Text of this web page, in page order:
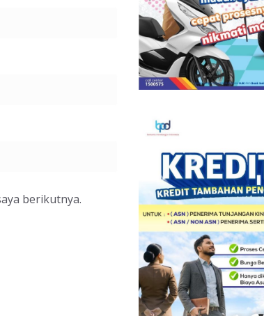
berikutnya.